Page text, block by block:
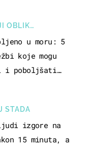
OBLIK
u moru: 5
koje mogu
i poboljšati
STADA
izgore na
15 minuta, a